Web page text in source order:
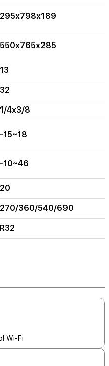
295x798x189
550x765x285
13
32
1/4x3/8
-15~18
-10~46
20
270/360/540/690
R32
Wi-Fi